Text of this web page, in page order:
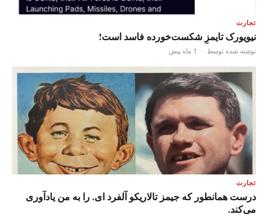
تجارت
نیویورک تایمزِ شکست‌خورده فاسد است!
نوشته شده توسط · 1 ماه پیش
تجارت
درست همانطور که جیمز تالاریکو آلفرد ای. را به من یادآوری
می‌کند.